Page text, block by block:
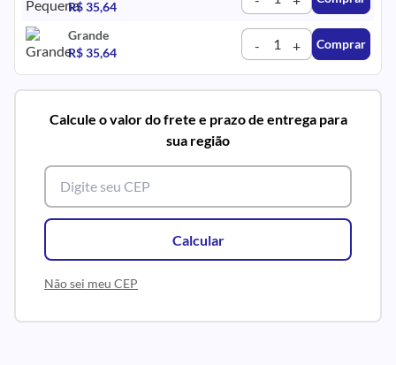
R$ 35,64
Grande
R$ 35,64
- + Comprar
Calcule o valor do frete e prazo de entrega para
sua região
Calcular
Não sei meu CEP